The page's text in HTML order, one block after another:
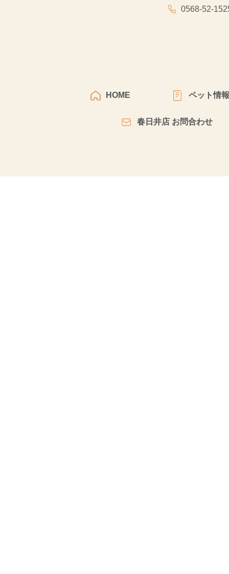
0568-52-
HOME ペット情報
春日井店 お問合わせ